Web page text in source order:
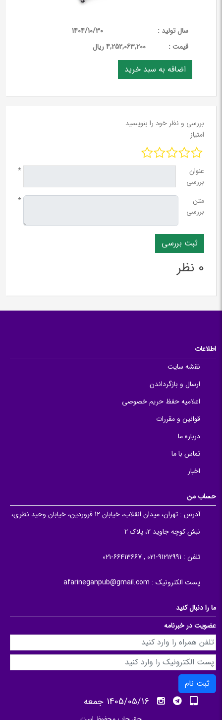
سال تولید :
1404/10/30
قيمت :
4,252,063,200 ریال
بررسی و نظر خود را بنویسید
امتیاز
عنوان
بررسی
*
متن
بررسی
*
0 نظر
اطلاعات
نقشه سایت
ارسال و بازگرداندن
اعلامیه حفظ حریم خصوصی
قوانین و مقررات
درباره ما
تماس با ما
اخبار
حساب من
آدرس :
تهران، میدان انقلاب، خیابان 12 فروردین، خیابان وحید نظری،
نبش کوچه جاوید 2، پلاک 2
تلفن : 91212991-021 , 66413667-021
پست الکترونیک : afarineganpub@gmail.com
ما را دنبال کنید
عضویت در خبرنامه
ثبت نام
1405/05/16 جمعه